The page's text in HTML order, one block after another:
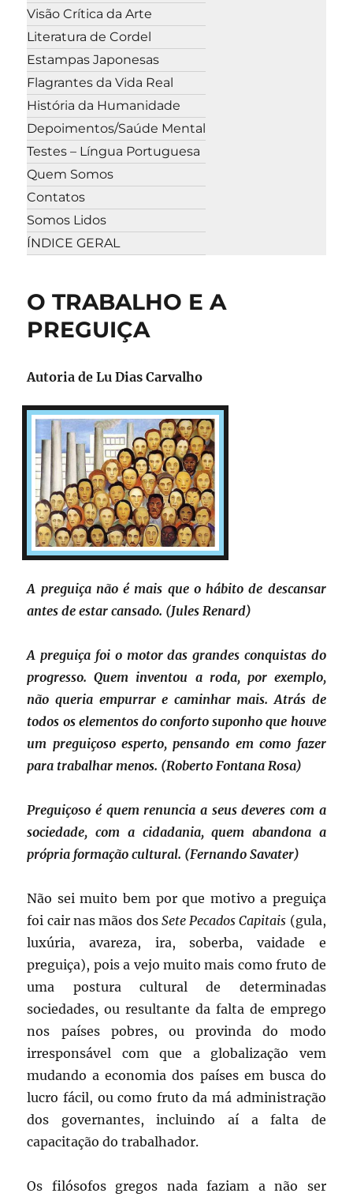
Visão Crítica da Arte
Literatura de Cordel
Estampas Japonesas
Flagrantes da Vida Real
História da Humanidade
Depoimentos/Saúde Mental
Testes – Língua Portuguesa
Quem Somos
Contatos
Somos Lidos
ÍNDICE GERAL
O TRABALHO E A
PREGUIÇA
Autoria de Lu Dias Carvalho
A preguiça não é mais que o hábito de descansar
antes de estar cansado. (Jules Renard)
A preguiça foi o motor das grandes conquistas do
progresso. Quem inventou a roda, por exemplo,
não queria empurrar e caminhar mais. Atrás de
todos os elementos do conforto suponho que houve
um preguiçoso esperto, pensando em como fazer
para trabalhar menos. (Roberto Fontana Rosa)
Preguiçoso é quem renuncia a seus deveres com a
sociedade, com a cidadania, quem abandona a
própria formação cultural. (Fernando Savater)
Não sei muito bem por que motivo a preguiça
foi cair nas mãos dos Sete Pecados Capitais (gula,
luxúria, avareza, ira, soberba, vaidade e
preguiça), pois a vejo muito mais como fruto de
uma postura cultural de determinadas
sociedades, ou resultante da falta de emprego
nos países pobres, ou provinda do modo
irresponsável com que a globalização vem
mudando a economia dos países em busca do
lucro fácil, ou como fruto da má administração
dos governantes, incluindo aí a falta de
capacitação do trabalhador.
Os filósofos gregos nada faziam a não ser